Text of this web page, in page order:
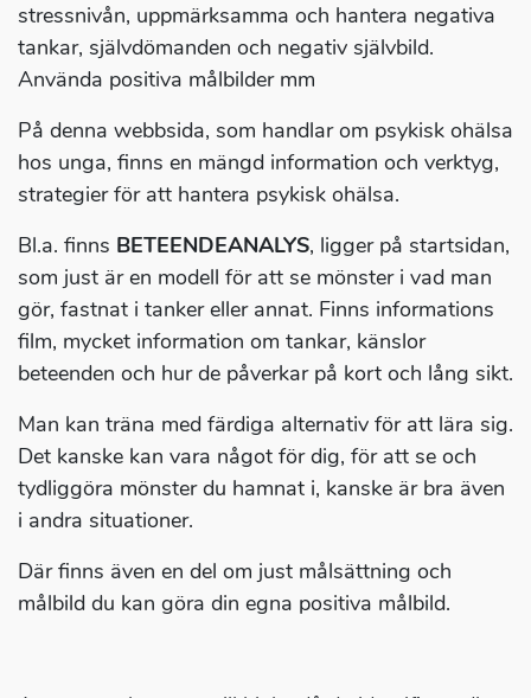
stressnivån, uppmärksamma och hantera negativa
tankar, självdömanden och negativ självbild.
Använda positiva målbilder mm
På denna webbsida, som handlar om psykisk ohälsa
hos unga, finns en mängd information och verktyg,
strategier för att hantera psykisk ohälsa.
Bl.a. finns BETEENDEANALYS, ligger på startsidan,
som just är en modell för att se mönster i vad man
gör, fastnat i tanker eller annat. Finns informations
film, mycket information om tankar, känslor
beteenden och hur de påverkar på kort och lång sikt.
Man kan träna med färdiga alternativ för att lära sig.
Det kanske kan vara något för dig, för att se och
tydliggöra mönster du hamnat i, kanske är bra även
i andra situationer.
Där finns även en del om just målsättning och
målbild du kan göra din egna positiva målbild.